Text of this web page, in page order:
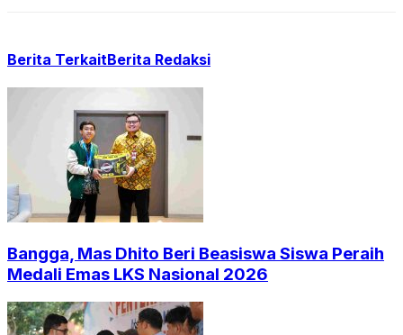
Berita TerkaitBerita Redaksi
Bangga, Mas Dhito Beri Beasiswa Siswa Peraih
Medali Emas LKS Nasional 2026